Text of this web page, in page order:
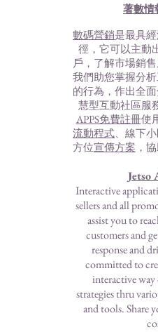
著數情
數碼營銷是最具
徑，它可以主動
戶，了解市場銷售
我們助您掌握分
的行為，作出全
慧型互動社區服
APPS免費註冊使
流動程式、線下
方位宣傳方案 ，
Jetso
Interactive
sellers and all
assist you to
customers and
response and
committed to
interactive
strategies thru
and tools. Share